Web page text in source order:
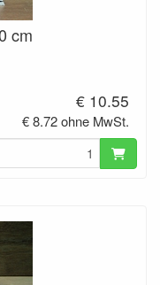
cm
€ 10.55
€ 8.72 ohne MwSt.